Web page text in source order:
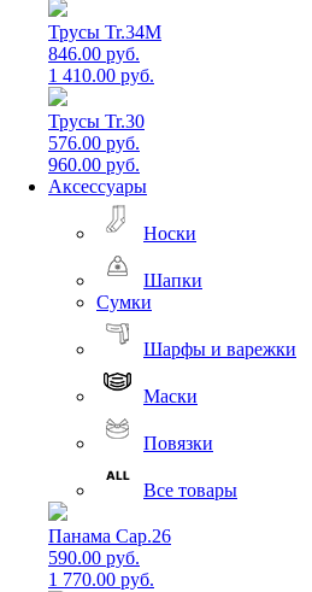
Трусы Tr.34M
846.00 руб.
1 410.00 руб.
Трусы Tr.30
576.00 руб.
960.00 руб.
Аксессуары
Носки
Шапки
Сумки
Шарфы и варежки
Маски
Повязки
Все товары
Панама Cap.26
590.00 руб.
1 770.00 руб.